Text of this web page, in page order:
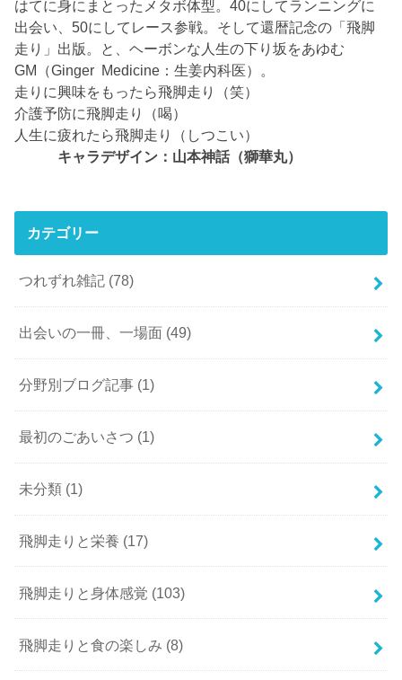
はてに身にまとったメタボ体型。40にしてランニングに
出会い、50にしてレース参戦。そして還暦記念の「飛脚
走り」出版。と、ヘーボンな人生の下り坂をあゆむ
GM（Ginger Medicine：生姜内科医）。
走りに興味をもったら飛脚走り（笑）
介護予防に飛脚走り（喝）
人生に疲れたら飛脚走り（しつこい）
キャラデザイン：山本神話（獅華丸）
カテゴリー
つれずれ雑記 (78)
出会いの一冊、一場面 (49)
分野別ブログ記事 (1)
最初のごあいさつ (1)
未分類 (1)
飛脚走りと栄養 (17)
飛脚走りと身体感覚 (103)
飛脚走りと食の楽しみ (8)